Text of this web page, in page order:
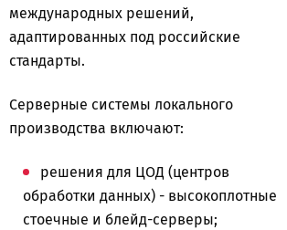
международных решений,
адаптированных под российские
стандарты.
Серверные системы локального
производства включают:
решения для ЦОД (центров
обработки данных) - высокоплотные
стоечные и блейд-серверы;